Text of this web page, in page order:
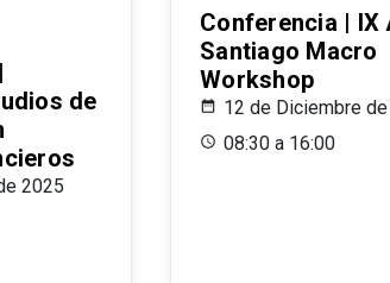
de
2025
Conferencia | IX
Santiago Macro
Workshop
12 de Diciembre
08:30 a 16:00